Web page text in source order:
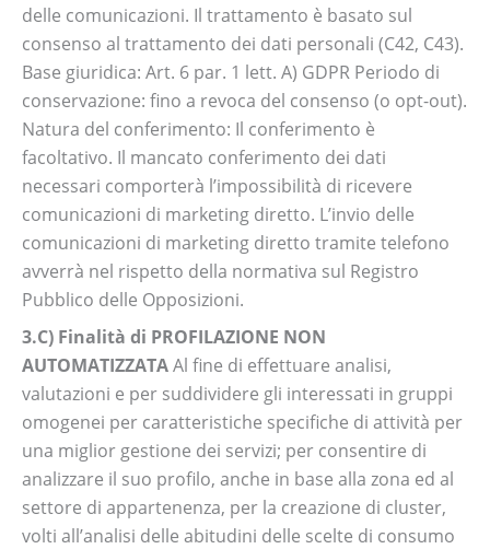
delle comunicazioni. Il trattamento è basato sul
consenso al trattamento dei dati personali (C42, C43).
Base giuridica: Art. 6 par. 1 lett. A) GDPR Periodo di
conservazione: fino a revoca del consenso (o opt-out).
Natura del conferimento: Il conferimento è
facoltativo. Il mancato conferimento dei dati
necessari comporterà l’impossibilità di ricevere
comunicazioni di marketing diretto. L’invio delle
comunicazioni di marketing diretto tramite telefono
avverrà nel rispetto della normativa sul Registro
Pubblico delle Opposizioni.
3.C) Finalità di PROFILAZIONE NON
AUTOMATIZZATAAl fine di effettuare analisi,
valutazioni e per suddividere gli interessati in gruppi
omogenei per caratteristiche specifiche di attività per
una miglior gestione dei servizi; per consentire di
analizzare il suo profilo, anche in base alla zona ed al
settore di appartenenza, per la creazione di cluster,
volti all’analisi delle abitudini delle scelte di consumo